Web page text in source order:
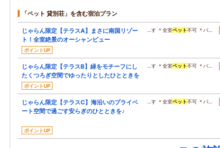
「ペット 貸別荘」を含む宿泊プラン
じゃらん限定【テラスA】まさに南国リゾー
ト！全室絶景のオーシャンビュー
ポイントUP
…す ＊全室ペット不可 ＊バ…
じゃらん限定【テラスB】緑をモチーフにし
たくつろぎ空間でゆったりとしたひとときを
ポイントUP
…す ＊全室ペット不可 ＊バ…
じゃらん限定【テラスC】海沿いのプライベ
ート空間で過ごす安らぎのひとときを♪
ポイントUP
…す ＊全室ペット不可 ＊バ…